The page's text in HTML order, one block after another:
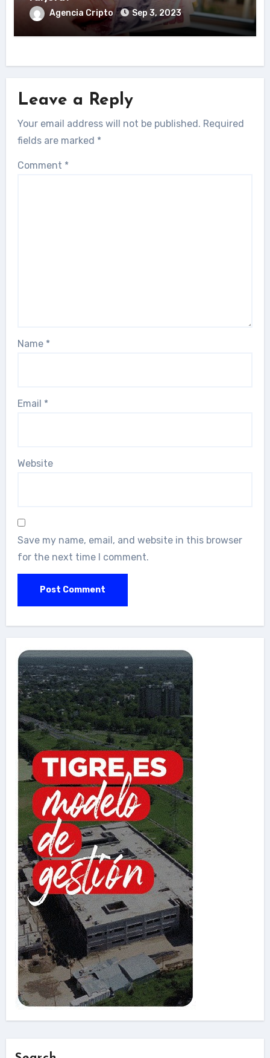
Agencia Cripto Sep 3, 2023
Leave a Reply
Your email address will not be published. Required
fields are marked *
Comment *
Name *
Email *
Website
Save my name, email, and website in this browser
for the next time I comment.